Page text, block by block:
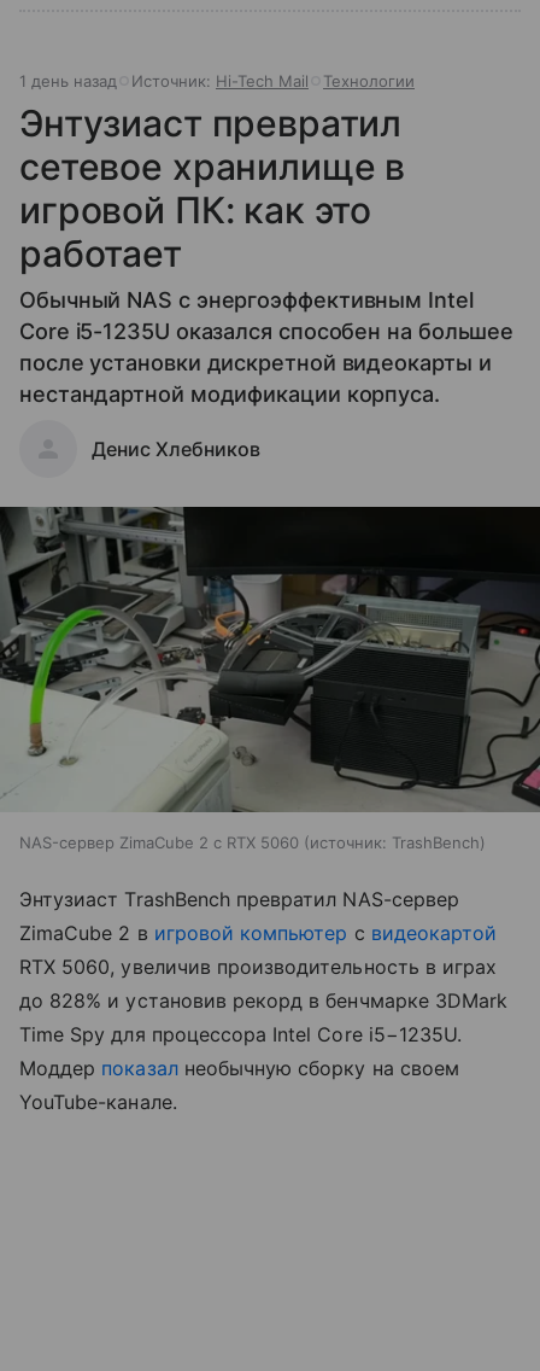
1 день назад Источник: Hi-Tech Mail Технологии
Энтузиаст превратил
сетевое хранилище в
игровой ПК: как это
работает
Обычный NAS с энергоэффективным Intel
Core i5-1235U оказался способен на большее
после установки дискретной видеокарты и
нестандартной модификации корпуса.
Денис Хлебников
NAS-сервер ZimaCube 2 с RTX 5060 источник: TrashBench
Энтузиаст TrashBench превратил NAS-сервер
ZimaCube 2 в игровой компьютер с видеокартой
RTX 5060, увеличив производительность в играх
до 828% и установив рекорд в бенчмарке 3DMark
Time Spy для процессора Intel Core i5−1235U.
Моддер показалнеобычную сборку на своем
YouTube-канале.